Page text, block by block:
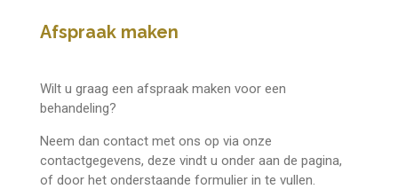
Afspraak maken
Wilt u graag een afspraak maken voor een
behandeling?
Neem dan contact met ons op via onze
contactgegevens, deze vindt u onder aan de pagina,
of door het onderstaande formulier in te vullen.